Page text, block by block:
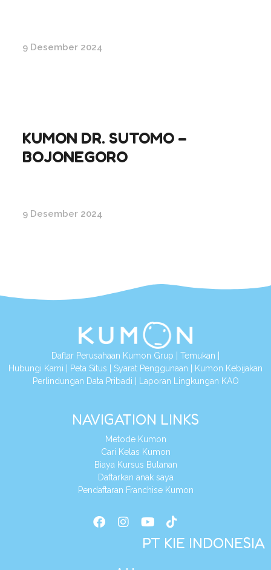
9 Desember 2024
KUMON DR. SUTOMO –
BOJONEGORO
9 Desember 2024
Daftar Perusahaan Kumon Grup | Temukan |
Hubungi Kami | Peta Situs | Syarat Penggunaan | Kumon Kebijakan
Perlindungan Data Pribadi | Laporan Lingkungan KAO
NAVIGATION LINKS
Metode Kumon
Cari Kelas Kumon
Biaya Kursus Bulanan
Daftarkan anak saya
Pendaftaran Franchise Kumon
PT KIE INDONESIA